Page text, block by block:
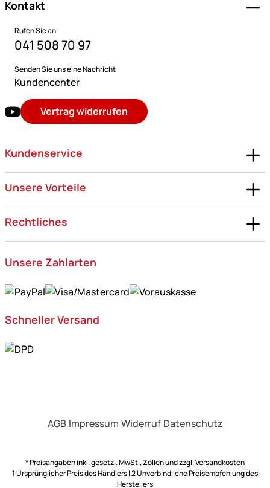
Kontakt
Rufen Sie an
041 508 70 97
Senden Sie uns eine Nachricht
Kundencenter
Vertrag widerrufen
Kundenservice
Unsere Vorteile
Rechtliches
Unsere Zahlarten
Schneller Versand
AGB Impressum Widerruf Datenschutz
* Preisangaben inkl. gesetzl. MwSt., Zöllen und zzgl.Versandkosten
1 Ursprünglicher Preis des Händlers | 2 Unverbindliche Preisempfehlung des
Herstellers